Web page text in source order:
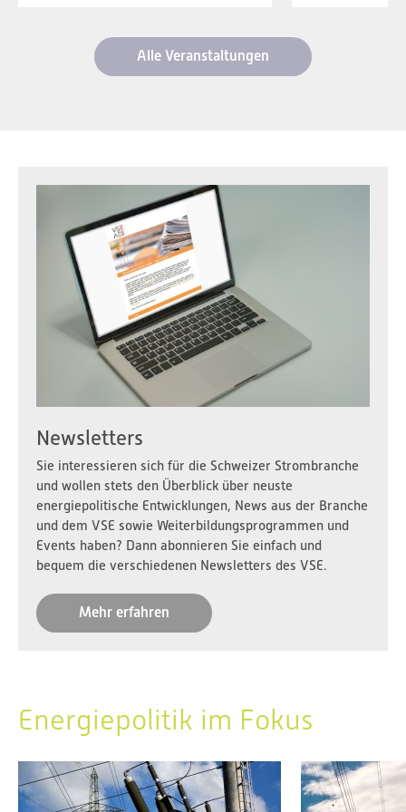
Alle Veranstaltungen
Newsletters
Sie interessieren sich für die Schweizer Strombranche
und wollen stets den Überblick über neuste
energiepolitische Entwicklungen, News aus der Branche
und dem VSE sowie Weiterbildungsprogrammen und
Events haben? Dann abonnieren Sie einfach und
bequem die verschiedenen Newsletters des VSE.
Mehr erfahren
Energiepolitik im Fokus